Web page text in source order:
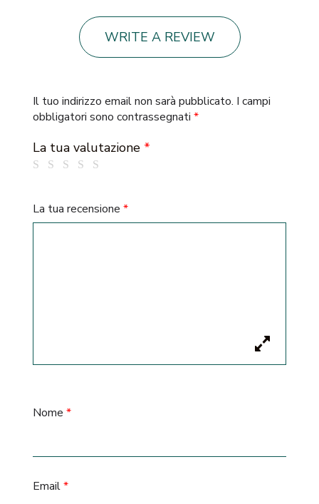
WRITE A REVIEW
Il tuo indirizzo email non sarà pubblicato. I campi
obbligatori sono contrassegnati *
La tua valutazione *
La tua recensione *
Nome *
Email*